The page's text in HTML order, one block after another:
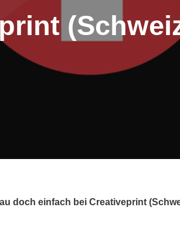
doch einfach bei Creativeprint